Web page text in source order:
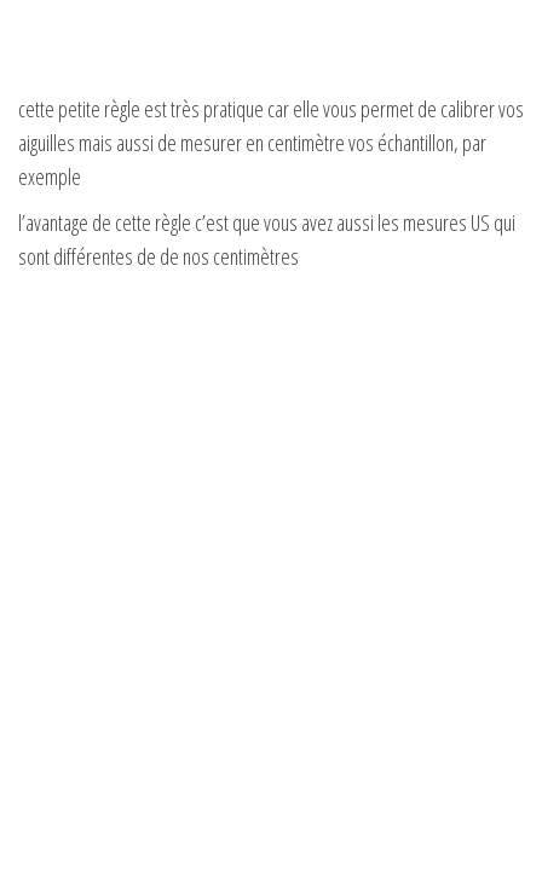
cette petite règle est très pratique car elle vous permet de calibrer vos
aiguilles mais aussi de mesurer en centimètre vos échantillon, par
exemple
l’avantage de cette règle c’est que vous avez aussi les mesures US qui
sont différentes de de nos centimètres